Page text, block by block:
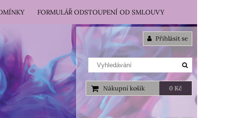
Přihlásit se
Nákupní košík 0 Kč
FORMULÁŘ ODSTOUPENÍ OD SMLOUVY